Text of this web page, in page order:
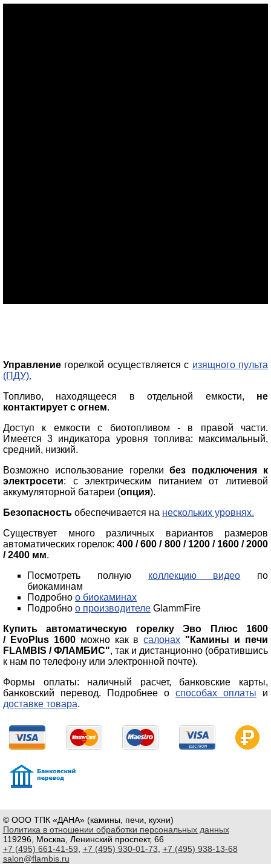
Управление горелкой осуществляется с изящного пульта
(ПДУ).
Топливо, находящееся в отдельной емкости, не
контактирует с огнем.
Доступ к емкости с биотопливом - в правой части.
Имеется 3 индикатора уровня топлива: максимальный,
средний, низкий.
Возможно использование горелкибез подключения к
электросети: с электрическим питанием от литиевой
аккумуляторной батареи (опция).
Безопасность обеспечивается на нескольких уровнях.
Существует много различных вариантов размеров
автоматических горелок:400 / 600 / 800 / 1200 / 1600 / 2000
/ 2400 мм.
Посмотреть полную коллекцию видео по
биокаминам
Подробно о биокаминах
Подробно о производителе GlammFire
Купить автоматическую горелкуЭво Плюс 1600
/ EvoPlus1600 можно как всалонах "Камины и печи
FLAMBIS / ФЛАМБИС", так и дистанционно (обратившись
к нам по телефону или электронной почте).
Формы оплаты: наличный расчет, банковские карты,
банковский перевод. Подробнее о способах оплаты и
доставке товара.
© ООО ТПК «ДАНА» (камины, печи, кухни)
Политика в отношении обработки персональных данных
119296, Москва, Ленинский проспект, 66
+7 (495) 661-41-59 +7 (495) 930-01-73 +7 (495) 938-13-68
salon@flambis.ru